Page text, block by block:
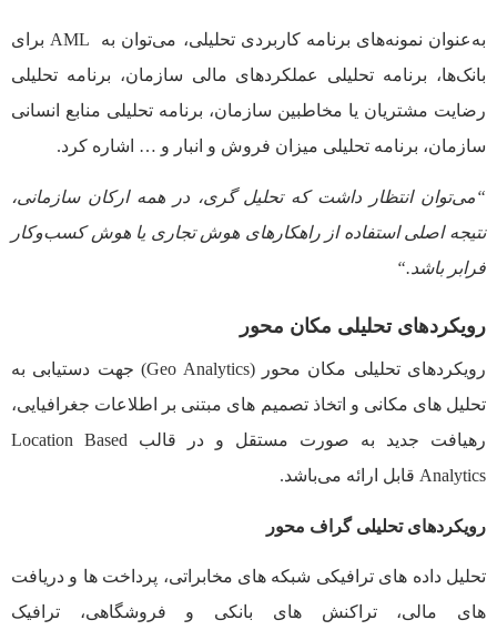
به‌عنوان نمونه‌های برنامه کاربردی تحلیلی، می‌توان به AML برای
بانک‌ها، برنامه تحلیلی عملکردهای مالی سازمان، برنامه تحلیلی
رضایت مشتریان یا مخاطبین سازمان، برنامه تحلیلی منابع انسانی
سازمان، برنامه تحلیلی میزان فروش و انبار و … اشاره کرد.
“می‌توان انتظار داشت که تحلیل گری، در همه ارکان سازمانی،
نتیجه اصلی استفاده از راهکارهای هوش تجاری یا هوش کسب‌وکار
فرابر باشد.
“
رويکردهای تحليلی مکان محور
رويکردهای تحلیلی مکان محور (Geo Analytics) جهت دستیابی به
تحلیل های مکانی و اتخاذ تصمیم های مبتنی بر اطلاعات جغرافیایی،
رهیافت جدید به صورت مستقل و در قالب Location Based
Analytics قابل ارائه می‌باشد.
رويکردهای تحليلی گراف محور
تحلیل داده های ترافیکی شبکه های مخابراتی، پرداخت ها و دریافت
های مالی، تراکنش های بانکی و فروشگاهی، ترافیک